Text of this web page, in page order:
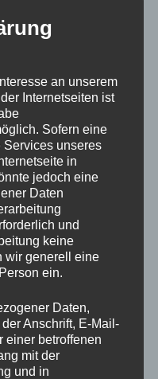
an unserem
Internetseiten ist
Sofern eine
Services unseres
in
jedoch eine
Daten
und
keine
wir generell eine
ein.
Daten,
Anschrift, E-Mail-
einer betroffenen
mit der
und in